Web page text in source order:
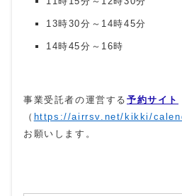
13時30分～14時45分
14時45分～16時
事業受託者の運営する 予約サイト
（ https://airrsv.net/kikki/
お願いします。